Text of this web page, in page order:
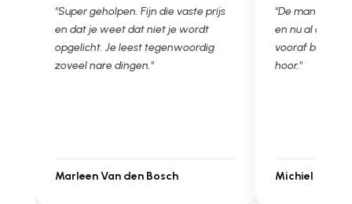
"Super geholpen. Fijn die vaste prijs
en dat je weet dat niet je wordt
opgelicht. Je leest tegenwoordig
zoveel nare dingen."
Marleen Van den Bosch
"De man rijden net
en nu al opgelost
vooraf besproken
hoor."
Michiel